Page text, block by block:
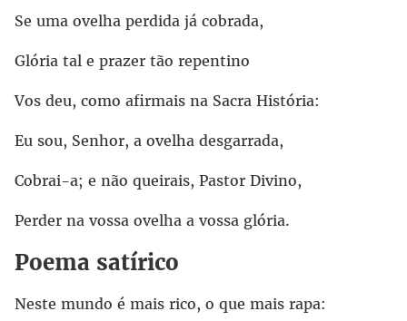
Se uma ovelha perdida já cobrada,
Glória tal e prazer tão repentino
Vos deu, como afirmais na Sacra História:
Eu sou, Senhor, a ovelha desgarrada,
Cobrai-a; e não queirais, Pastor Divino,
Perder na vossa ovelha a vossa glória.
Poema satírico
Neste mundo é mais rico, o que mais rapa: